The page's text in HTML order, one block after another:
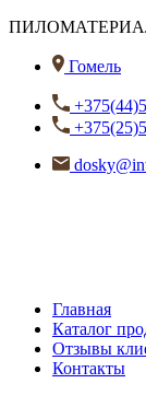
Гомель
Главная
Каталог
Отзывы
Контакты